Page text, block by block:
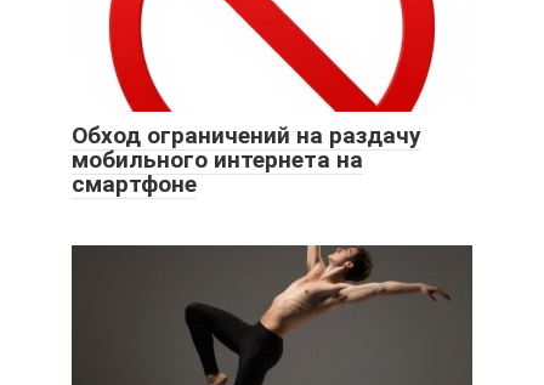
Обход ограничений на раздачу
мобильного интернета на
смартфоне